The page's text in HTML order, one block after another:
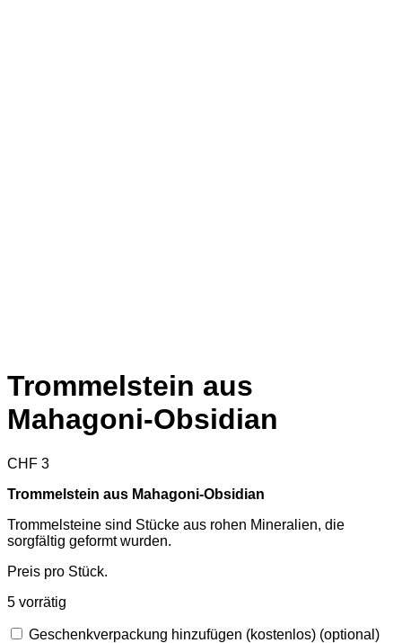
Trommelstein aus
Mahagoni-Obsidian
CHF 3
Trommelstein aus Mahagoni-Obsidian
Trommelsteine sind Stücke aus rohen Mineralien, die
sorgfältig geformt wurden.
Preis pro Stück.
5 vorrätig
Geschenkverpackung hinzufügen (kostenlos) (optional)